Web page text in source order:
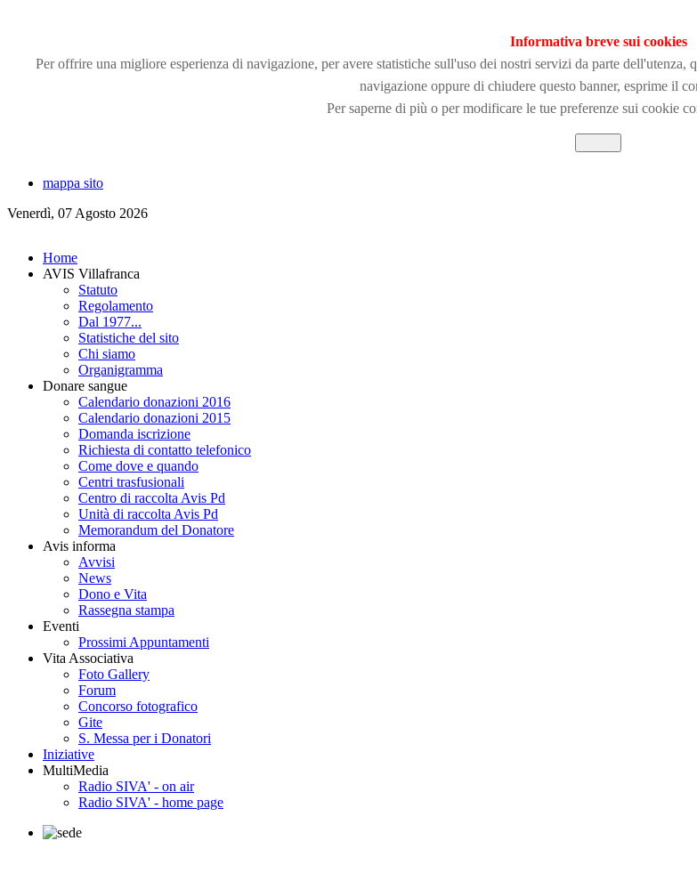
Informativa breve sui cookies
Per offrire una migliore esperienza di navigazione, per avere statistiche sull'uso dei nostri servizi da parte
navigazione oppure di chiudere questo banner, esprime il
Per saperne di più o per modificare le tue preferenze sui cookie
mappa sito
Venerdì, 07 Agosto 2026
Home
AVIS Villafranca
Statuto
Regolamento
Dal 1977...
Statistiche del sito
Chi siamo
Organigramma
Donare sangue
Calendario donazioni 2016
Calendario donazioni 2015
Domanda iscrizione
Richiesta di contatto telefonico
Come dove e quando
Centri trasfusionali
Centro di raccolta Avis Pd
Unità di raccolta Avis Pd
Memorandum del Donatore
Avis informa
Avvisi
News
Dono e Vita
Rassegna stampa
Eventi
Prossimi Appuntamenti
Vita Associativa
Foto Gallery
Forum
Concorso fotografico
Gite
S. Messa per i Donatori
Iniziative
MultiMedia
Radio SIVA' - on air
Radio SIVA' - home page